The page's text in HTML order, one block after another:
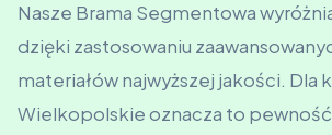
Nasze Brama Segmentowa
dzięki zastosowaniu
materiałów najwyższej jakości. Dla
Wielkopolskie oznacza to pewność